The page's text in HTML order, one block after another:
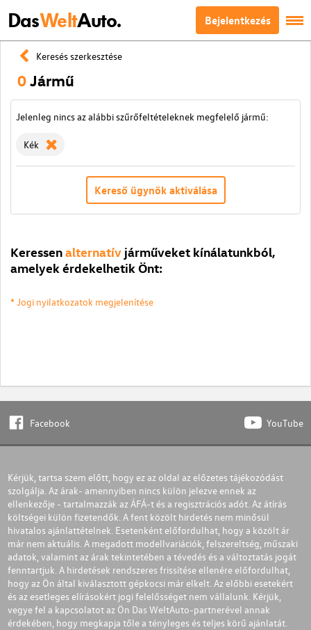
DasWeltAuto. Bejelentkezés
Keresés szerkesztése
0Jármű
Jelenleg nincs az alábbi szűrőfeltételeknek megfelelő jármű:
Kék
Kereső ügynök aktiválása
Keressenalternatív járműveket kínálatunkból,
amelyek érdekelhetik Önt:
* Jogi nyilatkozatok megjelenítése
Facebook YouTube
Kérjük, tartsa szem előtt, hogy ez az oldal az előzetes tájékozódást
szolgálja. Az árak- amennyiben nincs külön jelezve ennek az
ellenkezője - tartalmazzák az ÁFÁ-t és a regisztrációs adót. Az átírás
költségei külön fizetendők. A fent közölt hirdetés nem minősül
hivatalos ajánlattételnek. Esetenként előfordulhat, hogy a közölt ár
már nem aktuális. A megadott modellvariációk, felszereltség, műszaki
adatok, valamint az árak tekintetében a tévedés és a változtatás jogát
fenntartjuk. A hirdetések rendszeres frissítése ellenére előfordulhat,
hogy az Ön által kiválasztott gépkocsi már elkelt. Az előbbi esetekért
és az esetleges elírásokért jogi felelősséget nem vállalunk. Kérjük,
vegye fel a kapcsolatot az Ön Das WeltAuto-partnerével annak
érdekében, hogy megkapja tőle a tényleges és teljes körű ajánlatát.